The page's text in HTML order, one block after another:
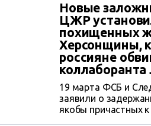
Новые
ЦЖР
похищенных
Херсонщины,
россияне
19 марта ФСБ и
заявили о
якобы причастных к